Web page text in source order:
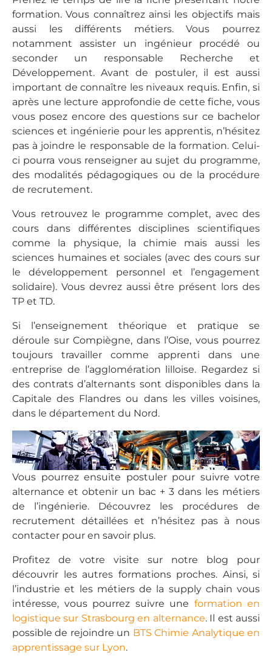
formation. Vous connaîtrez ainsi les objectifs mais
aussi les différents métiers. Vous pourrez
notamment assister un ingénieur procédé ou
seconder un responsable Recherche et
Développement. Avant de postuler, il est aussi
important de connaître les niveaux requis. Enfin, si
après une lecture approfondie de cette fiche, vous
vous posez encore des questions sur ce bachelor
sciences et ingénierie pour les apprentis, n’hésitez
pas à joindre le responsable de la formation. Celui-
ci pourra vous renseigner au sujet du programme,
des modalités pédagogiques ou de la procédure
de recrutement.
Vous retrouvez le programme complet, avec des
cours dans différentes disciplines scientifiques
comme la physique, la chimie mais aussi les
sciences humaines et sociales (avec des cours sur
le développement personnel et l’engagement
solidaire). Vous devrez aussi être présent lors des
TP et TD.
Si l’enseignement théorique et pratique se
déroule sur Compiègne, dans l’Oise, vous pourrez
toujours travailler comme apprenti dans une
entreprise de l’agglomération lilloise. Regardez si
des contrats d’alternants sont disponibles dans la
Capitale des Flandres ou dans les villes voisines,
dans le département du Nord.
Vous pourrez ensuite postuler pour suivre votre
alternance et obtenir un bac + 3 dans les métiers
de l’ingénierie. Découvrez les procédures de
recrutement détaillées et n’hésitez pas à nous
contacter pour en savoir plus.
Profitez de votre visite sur notre blog pour
découvrir les autres formations proches. Ainsi, si
l’industrie et les métiers de la supply chain vous
intéresse, vous pourrez suivre une formation en
logistique sur Strasbourg en alternance. Il est aussi
possible de rejoindre un BTS Chimie Analytique en
apprentissage sur Lyon.